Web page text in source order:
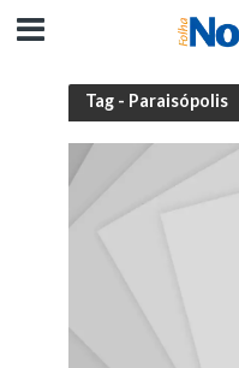
Tag - Paraisópolis